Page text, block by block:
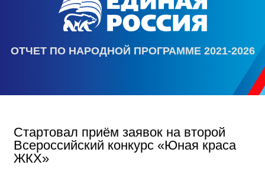
ОТЧЕТ ПО НАРОДНОЙ ПРОГРАММЕ 2021-2026
Стартовал приём заявок на второй
Всероссийский конкурс «Юная краса
ЖКХ»